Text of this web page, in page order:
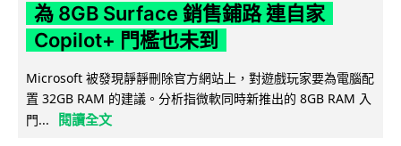
為 8GB Surface 銷售鋪路 連自家
Copilot+ 門檻也未到
Microsoft 被發現靜靜刪除官方網站上，對遊戲玩家要為電腦配
置 32GB RAM 的建議。分析指微軟同時新推出的 8GB RAM 入
門...
閱讀全文